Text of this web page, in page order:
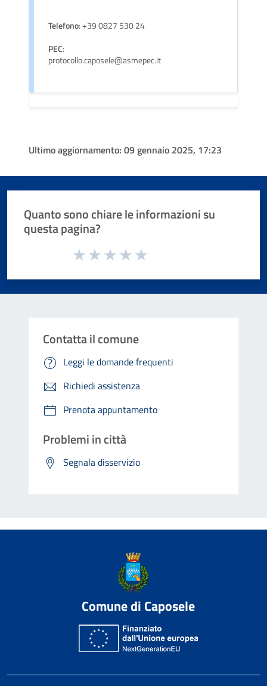
Telefono: +39 0827 530 24
PEC:
protocollo.caposele@asmepec.it
Ultimo aggiornamento: 09 gennaio 2025, 17:23
Quanto sono chiare le informazioni su
questa pagina?
Valuta da 1 a 5 stelle la pagina
Contatta il comune
Leggi le domande frequenti
Richiedi assistenza
Prenota appuntamento
Problemi in città
Segnala disservizio
Comune di Caposele